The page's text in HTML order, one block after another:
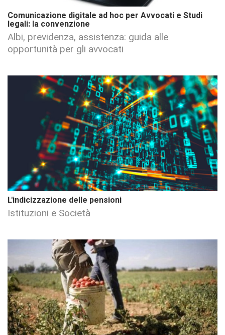
Comunicazione digitale ad hoc per Avvocati e Studi
legali: la convenzione
Albi, previdenza, assistenza: guida alle
opportunità per gli avvocati
L'indicizzazione delle pensioni
Istituzioni e Società